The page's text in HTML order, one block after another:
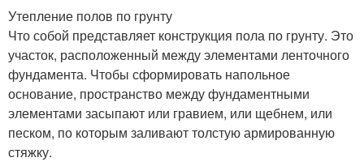
Утепление полов по грунту
Что собой представляет конструкция пола по грунту. Это
участок, расположенный между элементами ленточного
фундамента. Чтобы сформировать напольное
основание, пространство между фундаментными
элементами засыпают или гравием, или щебнем, или
песком, по которым заливают толстую армированную
стяжку.